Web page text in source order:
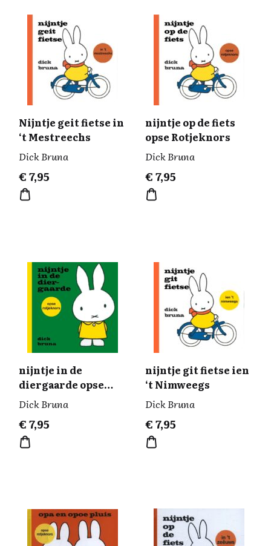
Nijntje geit fietse in
‘t Mestreechs
Dick Bruna
€7,95
nijntje op de fiets
opse Rotjeknors
Dick Bruna
€7,95
nijntje in de
diergaarde opse
Rotjeknors
Dick Bruna
€7,95
nijntje git fietse ien
‘t Nimweegs
Dick Bruna
€7,95